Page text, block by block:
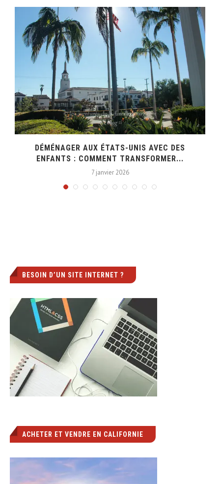
DÉMÉNAGER AUX ÉTATS-UNIS AVEC DES
ENFANTS : COMMENT TRANSFORMER...
7 janvier 2026
BESOIN D’UN SITE INTERNET ?
ACHETER ET VENDRE EN CALIFORNIE